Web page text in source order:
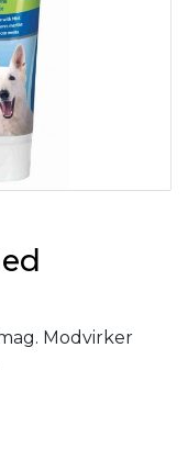
Modvirker